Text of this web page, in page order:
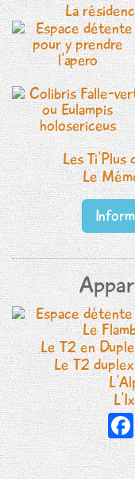
La
Les Ti'Plus
Le
Le
Le T2 en
Le T2